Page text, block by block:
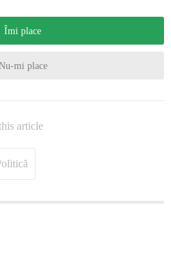
Îmi place
mi place
article